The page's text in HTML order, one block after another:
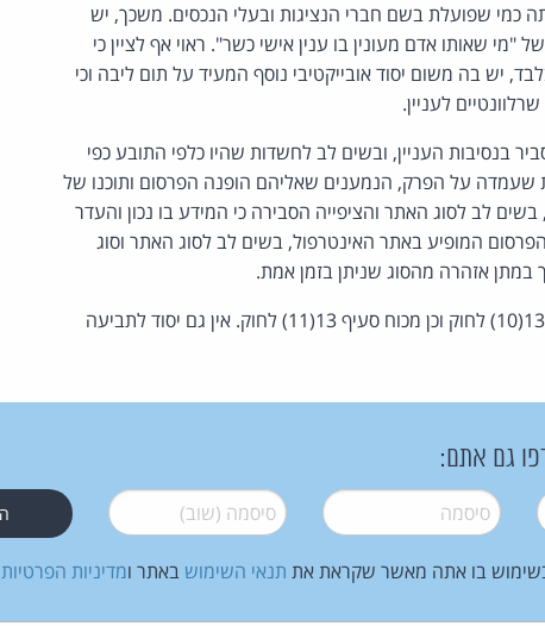
כמי שפועלת בשם חברי הנציגות ובעלי הנכסים. משכך, יש
שאותו אדם מעונין בו ענין אישי כשר". ראוי אף לציין כי
בלבד, יש בה משום יסוד אובייקטיבי נוסף המעיד על תום ליבה וכי
לעניין.
בנסיבות העניין, ובשים לב לחשדות שהיו כלפי התובע כפי
שעמדה על הפרק, הנמענים שאליהם הופנה הפרסום ותוכנו של
לב לסוג האתר והציפייה הסבירה כי המידע בו נכון והעדר
1 לבדוק את אמיתות הפרסום המופיע באתר האינטרפול, בשים לב לסוג האתר וסוג
במתן אזהרה מהסוג שניתן בזמן אמת.
הפרסום אותו ביצע הנתבע 2 הוא פרסום מותר מכוח סעיף 13(10) לחוק וכן מכוח סעיף 13(11) לחוק. אין גם יסוד לתביעה
גם אתם:
סיסמה* סיסמה (שוב)*
בו אתה מאשר שקראת את תנאי השימוש באתר ומדיניות הפרטיות